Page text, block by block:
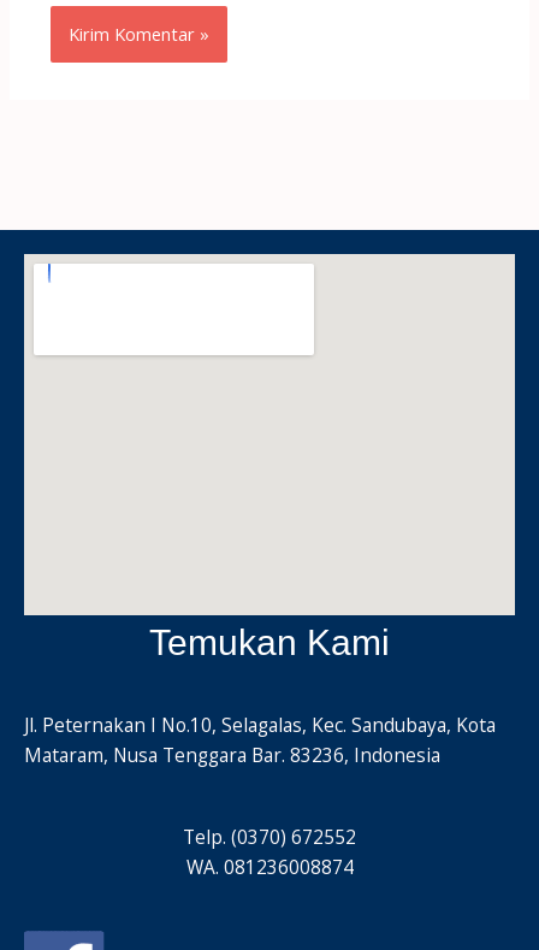
Temukan Kami
Jl. Peternakan I No.10, Selagalas, Kec. Sandubaya, Kota
Mataram, Nusa Tenggara Bar. 83236, Indonesia
Telp. (0370) 672552
WA. 081236008874